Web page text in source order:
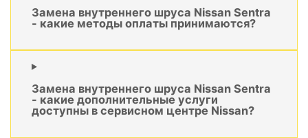
Замена внутреннего шруса Nissan Sentra
- какие методы оплаты принимаются?
Замена внутреннего шруса Nissan Sentra
- какие дополнительные услуги
доступны в сервисном центре Nissan?